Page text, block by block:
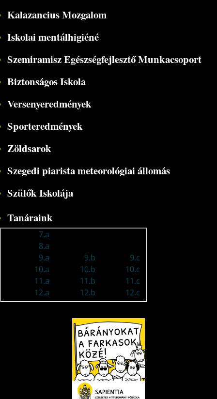
Kalazancius Mozgalom
Iskolai mentálhigiéné
Szemiramisz Egészségfejlesztő Munkacsoport
Biztonságos Iskola
Versenyeredmények
Sporteredmények
Zöldsarok
Szegedi piarista meteorológiai állomás
Szülők Iskolája
Tanáraink